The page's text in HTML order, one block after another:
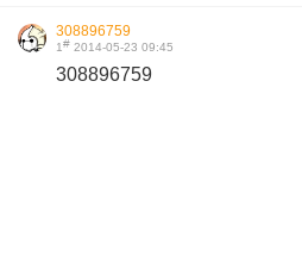
308896759
1# 2014-05-23 09:45
308896759